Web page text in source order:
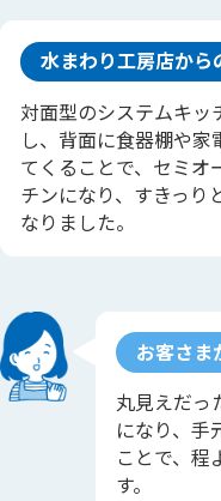
水まわり工房店から
対面型のシステムキッ
し、背面に食器棚や家
てくることで、セミオ
チンになり、すきっり
なりました。
お客さま
丸見えだっ
になり、手
ことで、程
す。